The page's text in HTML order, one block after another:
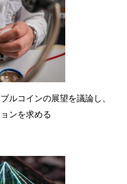
ルコインの展望を議論し、
ンを求める